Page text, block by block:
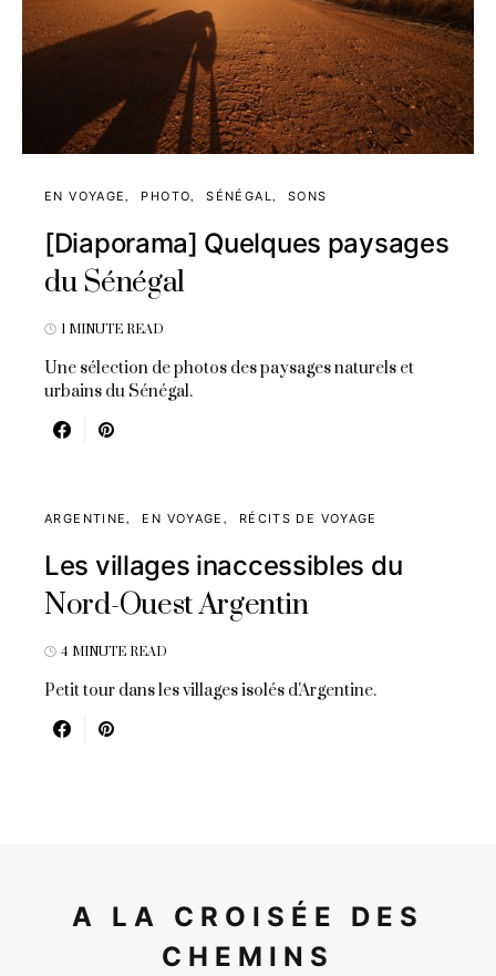
EN VOYAGE PHOTO SÉNÉGAL SONS
[Diaporama] Quelques paysages
du Sénégal
1 MINUTE READ
Une sélection de photos des paysages naturels et
urbains du Sénégal.
ARGENTINE EN VOYAGE RÉCITS DE VOYAGE
Les villages inaccessibles du
Nord-Ouest Argentin
4 MINUTE READ
Petit tour dans les villages isolés d'Argentine.
A LA CROISÉE DES
CHEMINS